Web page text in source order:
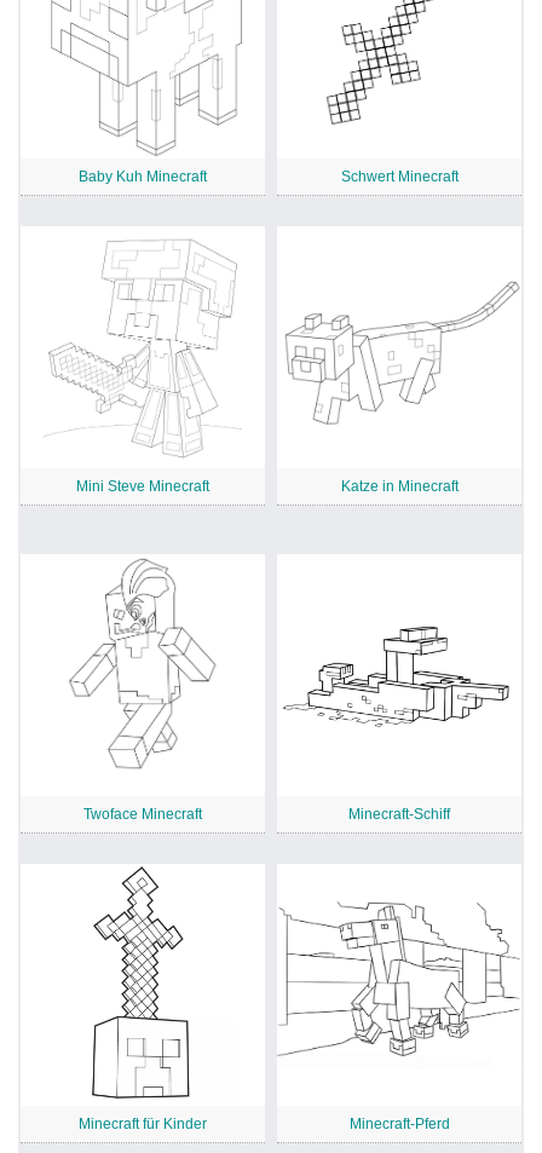
Baby Kuh Minecraft Schwert Minecraft
Mini Steve Minecraft Katze in Minecraft
Twoface Minecraft Minecraft-Schiff
Minecraft für Kinder Minecraft-Pferd